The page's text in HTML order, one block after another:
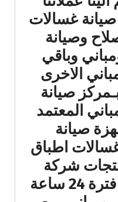
صيانة غسالات
وصيانة
وباقي
الاخرى
صيانة
المعتمد
صيانة
اطباق
شركة
بومباني وذلك على فترة 24 ساعة